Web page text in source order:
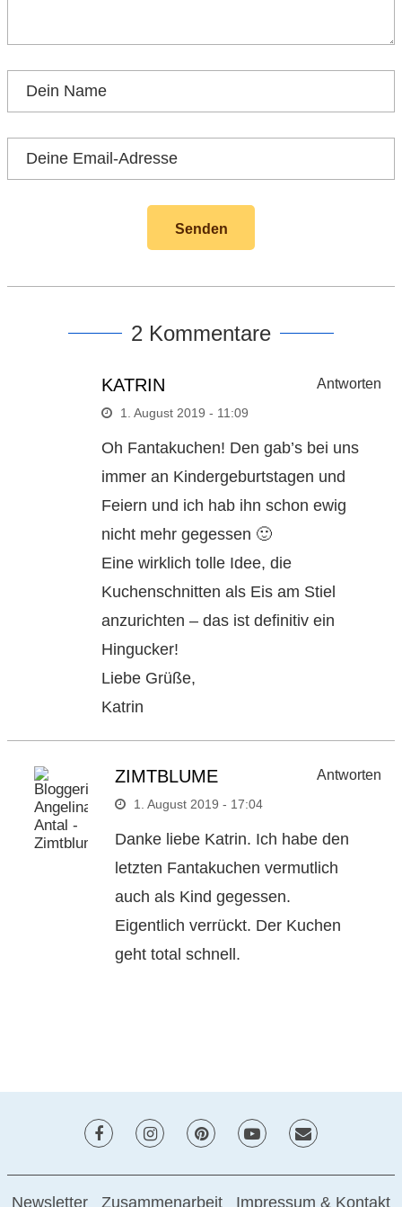
2 Kommentare
KATRIN
1. August 2019 - 11:09
Oh Fantakuchen! Den gab’s bei uns
immer an Kindergeburtstagen und
Feiern und ich hab ihn schon ewig
nicht mehr gegessen 🙂
Eine wirklich tolle Idee, die
Kuchenschnitten als Eis am Stiel
anzurichten – das ist definitiv ein
Hingucker!
Liebe Grüße,
Katrin
Antworten
ZIMTBLUME
1. August 2019 - 17:04
Danke liebe Katrin. Ich habe den
letzten Fantakuchen vermutlich
auch als Kind gegessen.
Eigentlich verrückt. Der Kuchen
geht total schnell.
Antworten
Newsletter Zusammenarbeit Impressum & Kontakt